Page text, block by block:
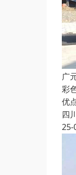
广
彩
优
四
25-